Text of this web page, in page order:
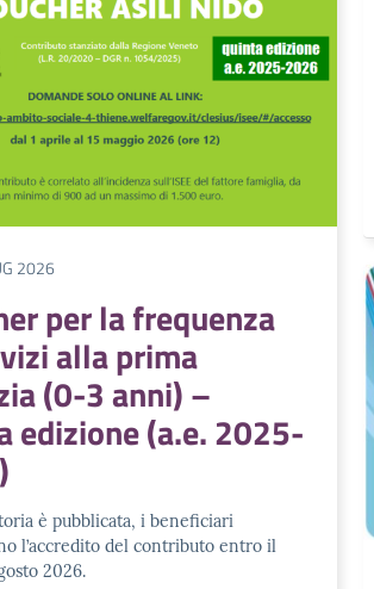
2026
per la frequenza
alla prima
(0-3 anni) –
edizione (a.e. 2025-
è pubblicata, i beneficiari
l’accredito del contributo entro il
2026.